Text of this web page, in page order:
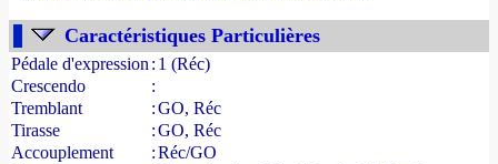
Caractéristiques Particulières
Pédale d'expression : 1 (Réc)
Crescendo
:
Tremblant
:GO, Réc
Tirasse
:GO, Réc
Accouplement
:Réc/GO